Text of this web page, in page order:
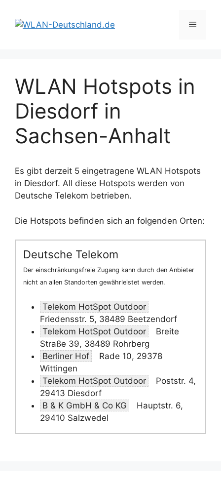
Inhalt
springen
Menü
WLAN Hotspots in
Diesdorf in
Sachsen-Anhalt
Es gibt derzeit 5 eingetragene WLAN Hotspots
in Diesdorf. All diese Hotspots werden von
Deutsche Telekom betrieben.
Die Hotspots befinden sich an folgenden Orten:
Deutsche Telekom
Der einschränkungsfreie Zugang kann durch den Anbieter
nicht an allen Standorten gewährleistet werden.
Telekom HotSpot Outdoor
Friedensstr. 5, 38489 Beetzendorf
Telekom HotSpot Outdoor
Breite
Straße 39, 38489 Rohrberg
Berliner Hof
Rade 10, 29378
Wittingen
Telekom HotSpot Outdoor
Poststr. 4,
29413 Diesdorf
B & K GmbH & Co KG
Hauptstr. 6,
29410 Salzwedel